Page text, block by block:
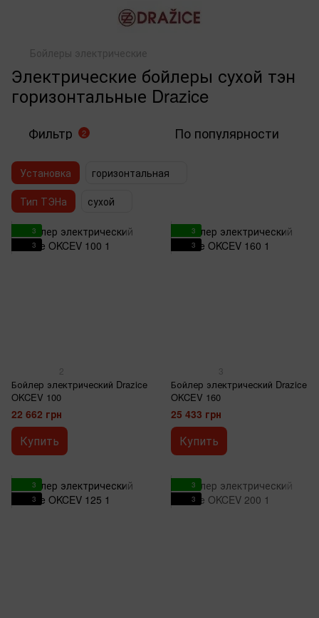
Бойлеры электрические
Электрические бойлеры сухой тэн
горизонтальные Drazice
Фильтр 2 По популярности
Установка
горизонтальная
Тип ТЭНа
сухой
3
3
2
Бойлер электрический Drazice
OKCEV 100
22 662 грн
Купить
3
3
3
Бойлер электрический Drazice
OKCEV 160
25 433 грн
Купить
3
3
3
3